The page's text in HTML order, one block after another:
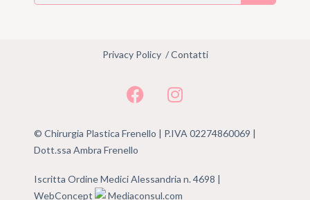
© Chirurgia Plastica Frenello | P.IVA 02274860069 |
Dott.ssa Ambra Frenello
Iscritta Ordine Medici Alessandria n. 4698 |
WebConcept
Mediaconsul.com
Privacy Policy/Contatti